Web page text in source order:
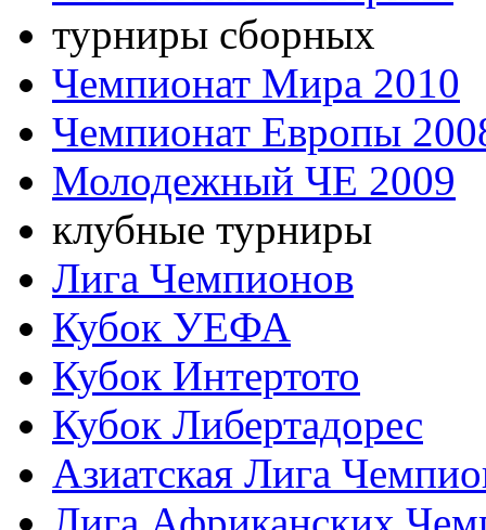
турниры сборных
Чемпионат Мира 2010
Чемпионат Европы
Молодежный ЧЕ 2009
клубные турниры
Лига Чемпионов
Кубок УЕФА
Кубок Интертото
Кубок Либертадорес
Азиатская Лига